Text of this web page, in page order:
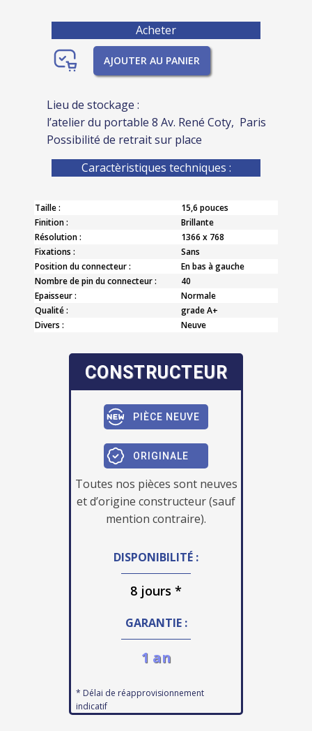
Acheter
AJOUTER AU PANIER
Lieu de stockage :
l’atelier du portable 8 Av. René Coty, Paris
Possibilité de retrait sur place
Caractèristiques techniques :
Taille :
15,6 pouces
Finition :
Brillante
Résolution :
1366 x 768
Fixations :
Sans
Position du connecteur :
En bas à gauche
Nombre de pin du connecteur :
40
Epaisseur :
Normale
Qualité :
grade A+
Divers :
Neuve
CONSTRUCTEUR
PIÈCE NEUVE
ORIGINALE
Toutes nos pièces sont neuves
et d’origine constructeur (sauf
mention contraire).
DISPONIBILITÉ :
8 jours *
GARANTIE :
1 an
* Délai de réapprovisionnement
indicatif